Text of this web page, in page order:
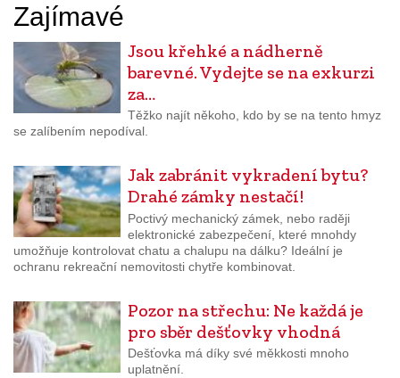
Zajímavé
Jsou křehké a nádherně
barevné. Vydejte se na exkurzi
za…
Těžko najít někoho, kdo by se na tento hmyz
se zalíbením nepodíval.
Jak zabránit vykradení bytu?
Drahé zámky nestačí!
Poctivý mechanický zámek, nebo raději
elektronické zabezpečení, které mnohdy
umožňuje kontrolovat chatu a chalupu na dálku? Ideální je
ochranu rekreační nemovitosti chytře kombinovat.
Pozor na střechu: Ne každá je
pro sběr dešťovky vhodná
Dešťovka má díky své měkkosti mnoho
uplatnění.